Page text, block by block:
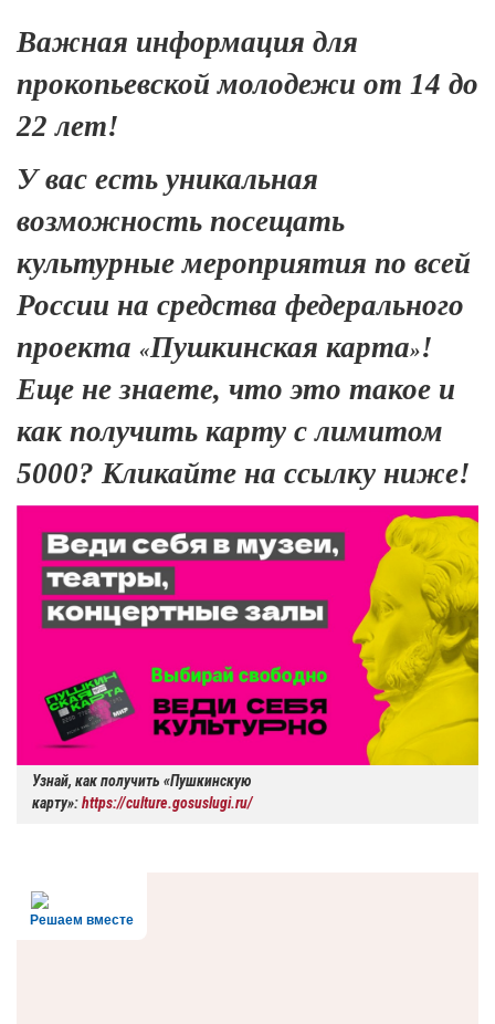
Важная информация для
прокопьевской молодежи от 14 до
22 лет!
У вас есть уникальная
возможность посещать
культурные мероприятия по всей
России на средства федерального
проекта «Пушкинская карта»!
Еще не знаете, что это такое и
как получить карту с лимитом
5000? Кликайте на ссылку ниже!
Узнай, как получить «Пушкинскую
карту»:https://culture.gosuslugi.ru/
Решаем вместе